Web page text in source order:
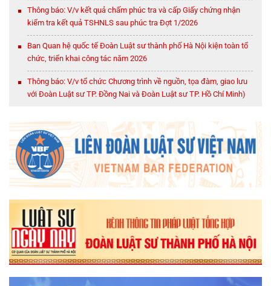
Thông báo: V/v kết quả chấm phúc tra và cấp Giấy chứng nhận
kiểm tra kết quả TSHNLS sau phúc tra Đợt 1/2026
Ban Quan hệ quốc tế Đoàn Luật sư thành phố Hà Nội kiện toàn tổ
chức, triển khai công tác năm 2026
Thông báo: V/v tổ chức Chương trình về nguồn, tọa đàm, giao lưu
với Đoàn Luật sư TP. Đồng Nai và Đoàn Luật sư TP. Hồ Chí Minh)